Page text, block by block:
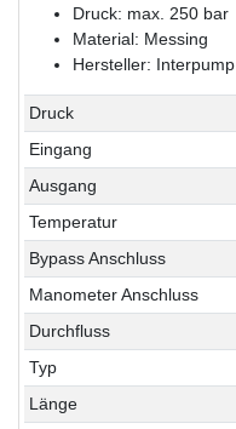
Druck: max. 250 bar
Material: Messing
Hersteller: Interpump
Druck
Eingang
Ausgang
Temperatur
Bypass Anschluss
Manometer Anschluss
Durchfluss
Typ
Länge